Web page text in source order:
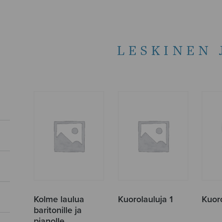
LESKINEN
Kolme laulua
baritonille ja
Kuorolauluja 1